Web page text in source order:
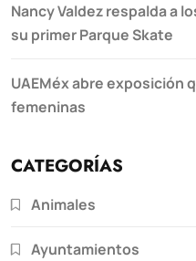
Nancy Valdez respalda a
su primer Parque Skate
UAEMéx abre exposición
femeninas
CATEGORÍAS
Animales
Ayuntamientos